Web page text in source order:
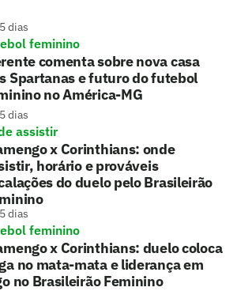
dias
feminino
comenta sobre nova casa
Spartanas e futuro do futebol
no América-MG
dias
assistir
x Corinthians: onde
horário e prováveis
do duelo pelo Brasileirão
dias
feminino
x Corinthians: duelo coloca
no mata-mata e liderança em
no Brasileirão Feminino